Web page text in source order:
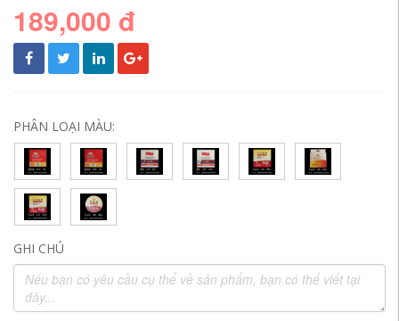
189,000 đ
PHÂN LOẠI MÀU:
GHI CHÚ